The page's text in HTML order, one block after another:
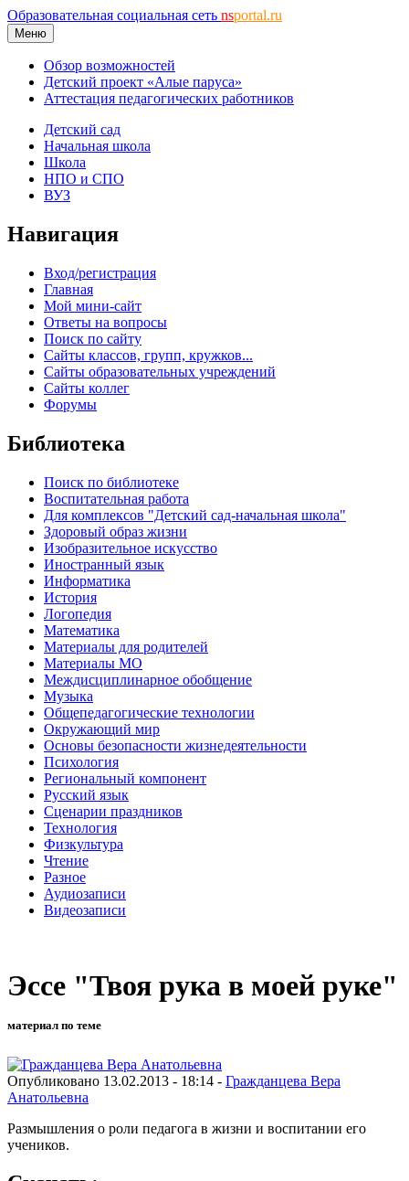
Образовательная социальная сеть nsportal.ru
Меню
Обзор возможностей
Детский проект «Алые паруса»
Аттестация педагогических работников
Детский сад
Начальная школа
Школа
НПО и СПО
ВУЗ
Навигация
Вход/регистрация
Главная
Мой мини-сайт
Ответы на вопросы
Поиск по сайту
Сайты классов, групп, кружков...
Сайты образовательных учреждений
Сайты коллег
Форумы
Библиотека
Поиск по библиотеке
Воспитательная работа
Для комплексов "Детский сад-начальная школа"
Здоровый образ жизни
Изобразительное искусство
Иностранный язык
Информатика
История
Логопедия
Математика
Материалы для родителей
Материалы МО
Междисциплинарное обобщение
Музыка
Общепедагогические технологии
Окружающий мир
Основы безопасности жизнедеятельности
Психология
Региональный компонент
Русский язык
Сценарии праздников
Технология
Физкультура
Чтение
Разное
Аудиозаписи
Видеозаписи
Эссе "Твоя рука в моей руке"
материал по теме
Опубликовано 13.02.2013 - 18:14 - Гражданцева Вера
Анатольевна
Размышления о роли педагога в жизни и воспитании его
учеников.